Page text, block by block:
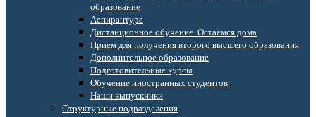
образование
Аспирантура
Дистанционное обучение. Остаёмся дома
Прием для получения второго высшего образования
Дополнительное образование
Подготовительные курсы
Обучение иностранных студентов
Наши выпускники
Структурные подразделения